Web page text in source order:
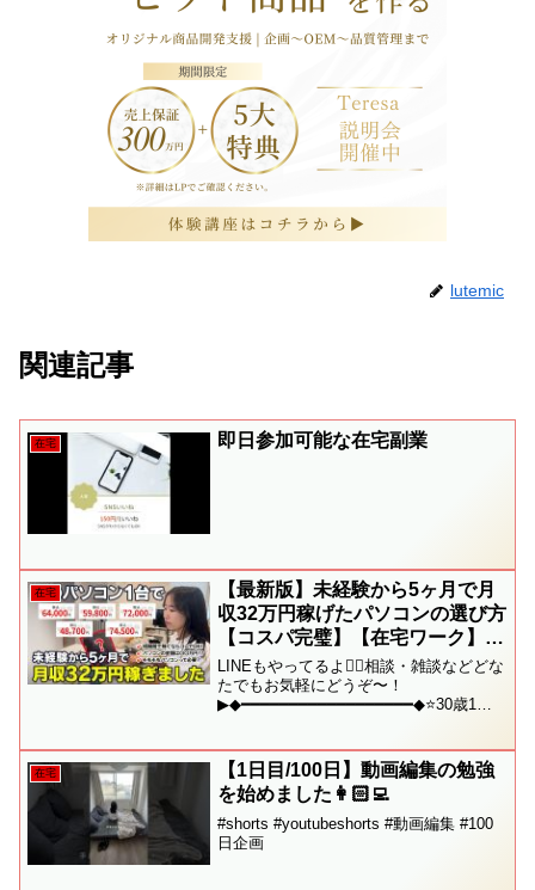
lutemic
関連記事
在宅 即日参加可能な在宅副業
在宅
【最新版】未経験から5ヶ月で月
収32万円稼げたパソコンの選び方
【コスパ完璧】【在宅ワーク】
【副業】
LINEもやってるよ🙆‍♀️相談・雑談などどな
たでもお気軽にどうぞ〜！
▶︎◆━━━━━━━━━━━━━━━━━━◆⭐️30歳1児
パソコンの選び方って私も最初...
在宅
【1日目/100日】動画編集の勉強
を始めました👩🏻‍💻
#shorts #youtubeshorts #動画編集 #100
日企画